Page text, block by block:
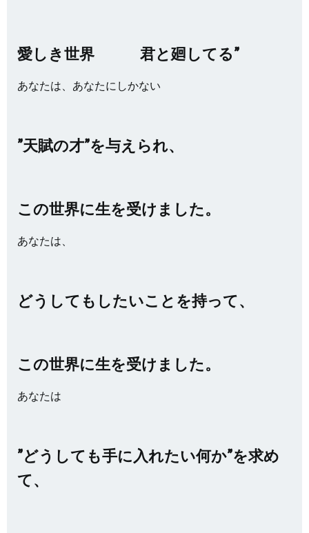
愛しき世界 君と廻してる”
あなたは、あなたにしかない
”天賦の才”を与えられ、
この世界に生を受けました。
あなたは、
どうしてもしたいことを持って、
この世界に生を受けました。
あなたは
”どうしても手に入れたい何か”を求め
て、